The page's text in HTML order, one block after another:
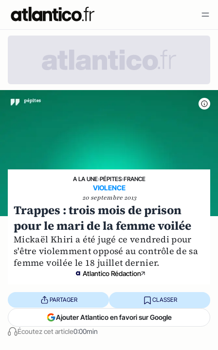
A LA UNE›PÉPITES›FRANCE
VIOLENCE
20 septembre 2013
Trappes : trois mois de prison
pour le mari de la femme voilée
Mickaël Khiri a été jugé ce vendredi pour
s'être violemment opposé au contrôle de sa
femme voilée le 18 juillet dernier.
Atlantico Rédaction
Écoutez cet article0:00min
PARTAGER CLASSER
Ajouter Atlantico en favori sur Google